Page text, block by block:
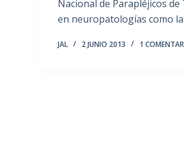
Nacional de Parapléjicos
en neuropatologías como
JAL 2 JUNIO 2013 1